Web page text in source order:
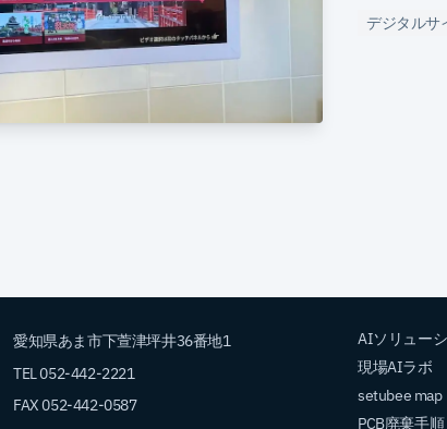
デジタルサ
愛知県あま市下萱津坪井36番地1
TEL 052-442-2221
FAX 052-442-0587
AIソリュー
現場AIラボ
setubee map
PCB廃棄手順